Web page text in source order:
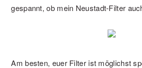
gespannt, ob mein Neustadt-Filter
Am besten, euer Filter ist möglichst